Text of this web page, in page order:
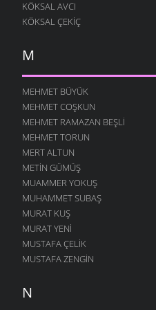
ATASÖZLERI
SIXIYALILAR
ATASÖZLERI- 8 ARALIK 2005
OSURUK
ATASÖZLERI - 8 ARALIK 2005
KIM
ATASÖZLERI
UZUN
ATASÖZLERI- 8 ARALIK 2005
ATASÖZLERI
RICA
ATASÖZLERI- 8 ARALIK 2005
ATASÖZLERI
KÖKSAL AVCI
KÖKSAL ÇEKIÇ
M
MEHMET BÜYÜK
MEHMET COŞKUN
MEHMET RAMAZAN BEŞLI
MEHMET TORUN
MERT ALTUN
METIN GÜMÜŞ
MUAMMER YOKUŞ
MUHAMMET SUBAŞ
MURAT KUŞ
MURAT YENI
MUSTAFA ÇELIK
MUSTAFA ZENGIN
N